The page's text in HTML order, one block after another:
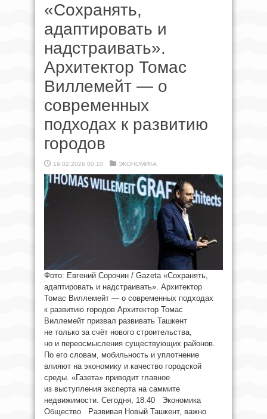
«Сохранять,
адаптировать и
надстраивать».
Архитектор Томас
Виллемейт — о
современных
подходах к развитию
городов
19.02.2026 00:10 ЭКОНОМИКА
Фото: Евгений Сорочин / Gazeta «Сохранять,
адаптировать и надстраивать». Архитектор
Томас Виллемейт — о современных подходах
к развитию городов Архитектор Томас
Виллемейт призвал развивать Ташкент
не только за счёт нового строительства,
но и переосмысления существующих районов.
По его словам, мобильность и уплотнение
влияют на экономику и качество городской
среды. «Газета» приводит главное
из выступления эксперта на саммите
недвижимости. Сегодня, 18:40 Экономика
Общество Развивая Новый Ташкент, важно